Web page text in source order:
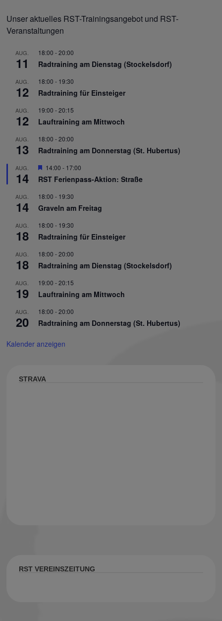
Unser aktuelles RST-Trainingsangebot und RST-
Veranstaltungen
AUG.
11
18:00 -20:00
Radtraining am Dienstag (Stockelsdorf)
AUG.
12
18:00 - 19:30
Radtraining für Einsteiger
AUG.
12
19:00 -20:15
Lauftraining am Mittwoch
AUG.
13
18:00 -20:00
Radtraining am Donnerstag (St. Hubertus)
AUG.
14
Hervorgehoben
14:00 - 17:00
RST Ferienpass-Aktion: Straße
AUG.
14
18:00 - 19:30
Graveln am Freitag
AUG.
18
18:00 - 19:30
Radtraining für Einsteiger
AUG.
18
18:00 -20:00
Radtraining am Dienstag (Stockelsdorf)
AUG.
19
19:00 -20:15
Lauftraining am Mittwoch
AUG.
20
18:00 -20:00
Radtraining am Donnerstag (St. Hubertus)
Kalender anzeigen
STRAVA
RST VEREINSZEITUNG